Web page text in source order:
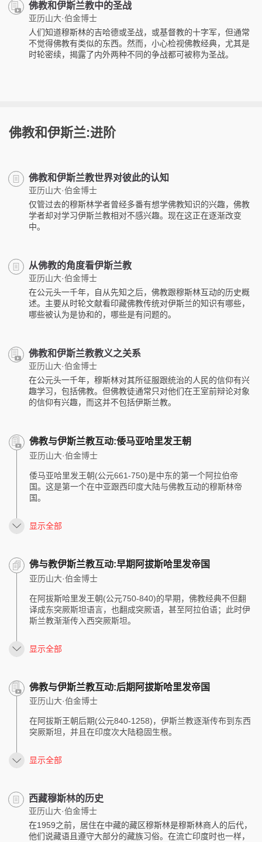
佛教和伊斯兰教中的圣战
亚历山大·伯金博士
人们知道穆斯林的吉哈德或圣战，或基督教的十字军，但通常
不觉得佛教有类似的东西。然而，小心检视佛教经典，尤其是
时轮密续，揭露了内外两种不同的争战都可被称为圣战。
佛教和伊斯兰:进阶
佛教和伊斯兰教世界对彼此的认知
亚历山大·伯金博士
仅管过去的穆斯林学者曾经多番有想学佛教知识的兴趣，佛教
学者却对学习伊斯兰教相对不感兴趣。现在这正在逐渐改变
中。
从佛教的角度看伊斯兰教
亚历山大·伯金博士
在公元头一千年，自从先知之后，佛教跟穆斯林互动的历史概
述。主要从时轮文献看印藏佛教传统对伊斯兰的知识有哪些，
哪些被认为是协和的，哪些是有问题的。
佛教和伊斯兰教教义之关系
亚历山大·伯金博士
在公元头一千年，穆斯林对其所征服跟统治的人民的信仰有兴
趣学习，包括佛教。但佛教徒通常只对他们在王室前辩论对象
的信仰有兴趣，而这并不包括伊斯兰教。
佛教与伊斯兰教互动:倭马亚哈里发王朝
亚历山大·伯金博士
倭马亚哈里发王朝(公元661-750)是中东的第一个阿拉伯帝
国。这是第一个在中亚跟西印度大陆与佛教互动的穆斯林帝
国。
显示全部
佛与教伊斯兰教互动:早期阿拔斯哈里发帝国
亚历山大·伯金博士
在阿拔斯哈里发王朝(公元750-840)的早期，佛教经典不但翻
译成东突厥斯坦语言，也翻成突厥语，甚至阿拉伯语；此时伊
斯兰教渐渐传入西突厥斯坦。
显示全部
佛教与伊斯兰教互动:后期阿拔斯哈里发帝国
亚历山大·伯金博士
在阿拔斯王朝后期(公元840-1258)，伊斯兰教逐渐传布到东西
突厥斯坦，并且在印度次大陆稳固生根。
显示全部
西藏穆斯林的历史
亚历山大·伯金博士
在1959之前，居住在中藏的藏区穆斯林是穆斯林商人的后代，
他们说藏语且遵守大部分的藏族习俗。在流亡印度时也一样，